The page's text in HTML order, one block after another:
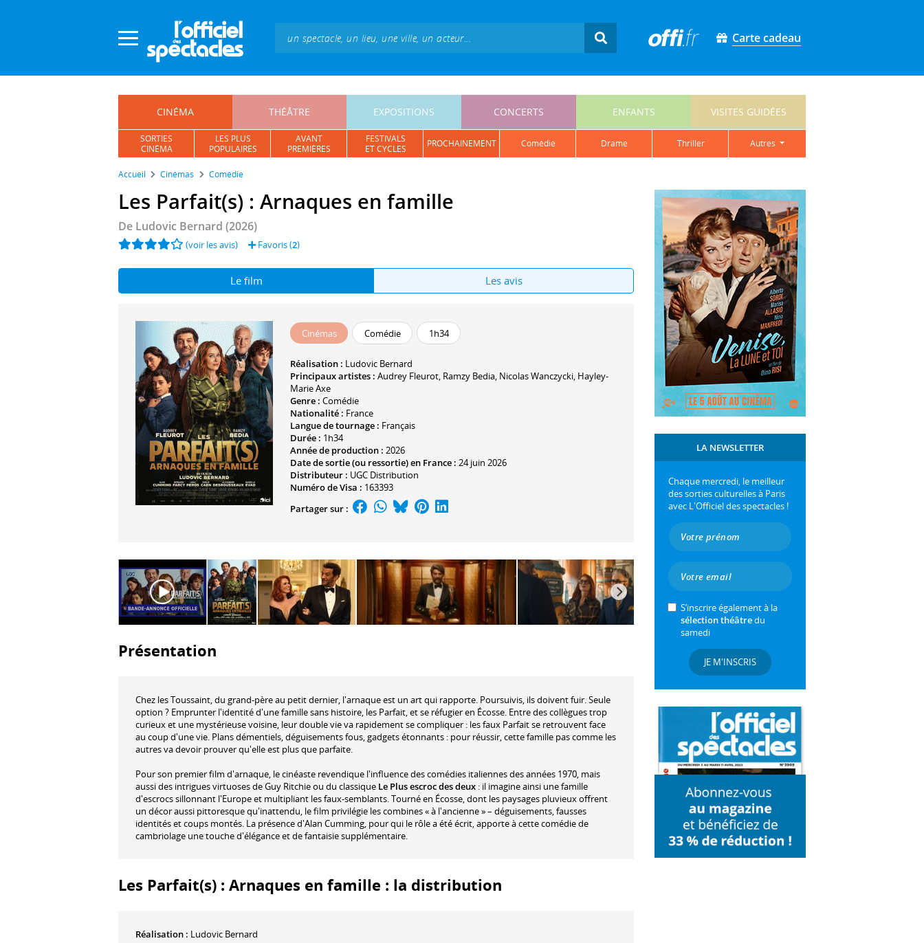
Carte cadeau
CINÉMA THÉÂTRE EXPOSITIONS CONCERTS ENFANTS VISITES GUIDÉES
SORTIES
CINÉMA
LES PLUS
POPULAIRES
AVANT
PREMIÈRES
FESTIVALS
ET CYCLES
PROCHAINEMENT comédie drame thriller autres
Accueil Cinémas Comédie
Les Parfait(s) : Arnaques en famille
De Ludovic Bernard (2026)
(voir les avis) Favoris (2)
Le film Les avis
Cinémas Comédie 1h34
Réalisation : Ludovic Bernard
Principaux artistes : Audrey Fleurot, Ramzy Bedia, Nicolas Wanczycki, Hayley-
Marie Axe
Genre : Comédie
Nationalité : France
Langue de tournage : Français
Durée : 1h34
Année de production : 2026
Date de sortie (ou ressortie) en France : 24 juin 2026
Distributeur : UGC Distribution
Numéro de Visa : 163393
Partager sur :
Présentation
Chez les Toussaint, du grand-père au petit dernier, l'arnaque est un art qui rapporte. Poursuivis, ils doivent fuir. Seule
option ? Emprunter l'identité d'une famille sans histoire, les Parfait, et se réfugier en Écosse. Entre des collègues trop
curieux et une mystérieuse voisine, leur double vie va rapidement se compliquer : les faux Parfait se retrouvent face
au coup d'une vie. Plans démentiels, déguisements fous, gadgets étonnants : pour réussir, cette famille pas comme les
autres va devoir prouver qu'elle est plus que parfaite.
Pour son premier film d'arnaque, le cinéaste revendique l'influence des comédies italiennes des années 1970, mais
aussi des intrigues virtuoses de Guy Ritchie ou du classique Le Plus escroc des deux : il imagine ainsi une famille
d'escrocs sillonnant l'Europe et multipliant les faux-semblants. Tourné en Écosse, dont les paysages pluvieux offrent
un décor aussi pittoresque qu'inattendu, le film privilégie les combines « à l'ancienne » – déguisements, fausses
identités et coups montés. La présence d'Alan Cumming, pour qui le rôle a été écrit, apporte à cette comédie de
cambriolage une touche d'élégance et de fantaisie supplémentaire.
Les Parfait(s) : Arnaques en famille : la distribution
Réalisation : Ludovic Bernard
LA NEWSLETTER
Chaque mercredi, le meilleur
des sorties culturelles à Paris
avec L'Officiel des spectacles !
S’inscrire également à la
sélection théâtredu
samedi
JE M'INSCRIS